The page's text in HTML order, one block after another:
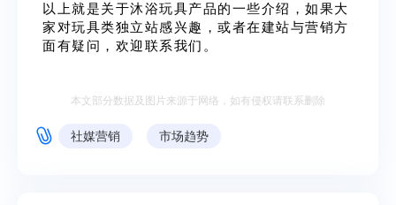
以上就是关于沐浴玩具产品的一些介绍，如果大
家对玩具类独立站感兴趣，或者在建站与营销方
面有疑问，欢迎联系我们。
本文部分数据及图片来源于网络，如有侵权请联系删除
社媒营销 市场趋势